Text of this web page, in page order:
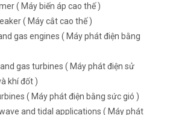
( Máy biến áp cao thế )
( Máy cắt cao thế )
gas engines ( Máy phát điện bằng
gas turbines ( Máy phát điện sử
khí đốt )
( Máy phát điện bằng sức gió )
and tidal applications ( Máy phát